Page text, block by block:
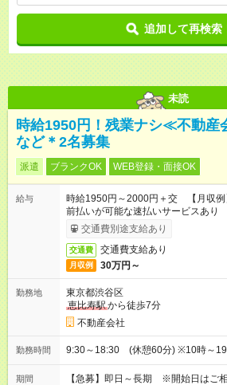
追加して再検索
未読
時給1950円！残業ナシ≪不動産
など＊2名募集
派遣 ブランクOK WEB登録・面接OK
給与
時給1950円～2000円＋交 【月収
前払いが可能な速払いサービスあり
交通費別途支給あり
交通費 交通費支給あり
月収例 30万円～
勤務地
東京都渋谷区
恵比寿駅から徒歩7分
不動産会社
勤務時間 9:30～18:30 (休憩60分) ※10時～19
期間 【急募】即日～長期 ※開始日はご